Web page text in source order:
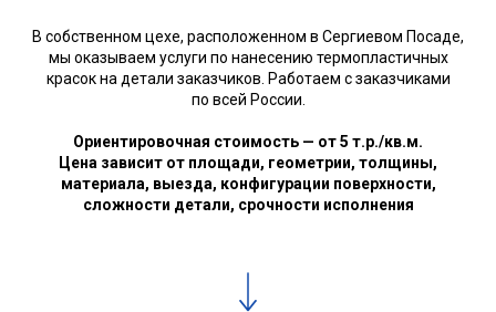
В собственном цехе, расположенном в Сергиевом Посаде,
мы оказываем услуги по нанесению термопластичных
красок на детали заказчиков. Работаем с заказчиками
по всей России.
Ориентировочная стоимость — от 5 т.р./кв.м.
Цена зависит от площади, геометрии, толщины,
материала, выезда, конфигурации поверхности,
сложности детали, срочности исполнения